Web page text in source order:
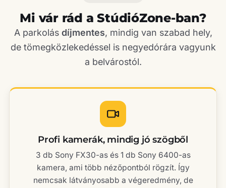
Mi vár rád a StúdióZone-ban?
A parkolás díjmentes, mindig van szabad hely,
de tömegközlekedéssel is negyedórára vagyunk
a belvárostól.
Profi kamerák, mindig jó szögből
3 db Sony FX30-as és 1 db Sony 6400-as
kamera, ami több nézőpontból rögzít. Így
nemcsak látványosabb a végeredmény, de